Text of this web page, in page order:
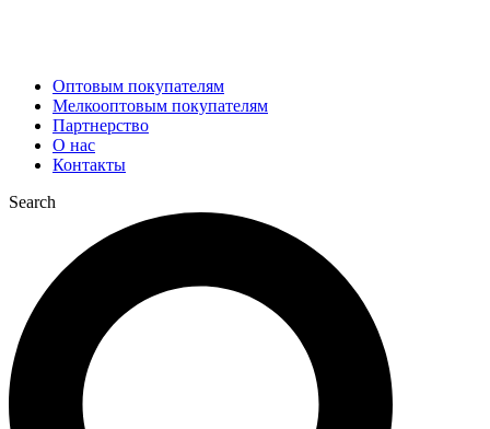
Оптовым покупателям
Мелкооптовым покупателям
Партнерство
О нас
Контакты
Search